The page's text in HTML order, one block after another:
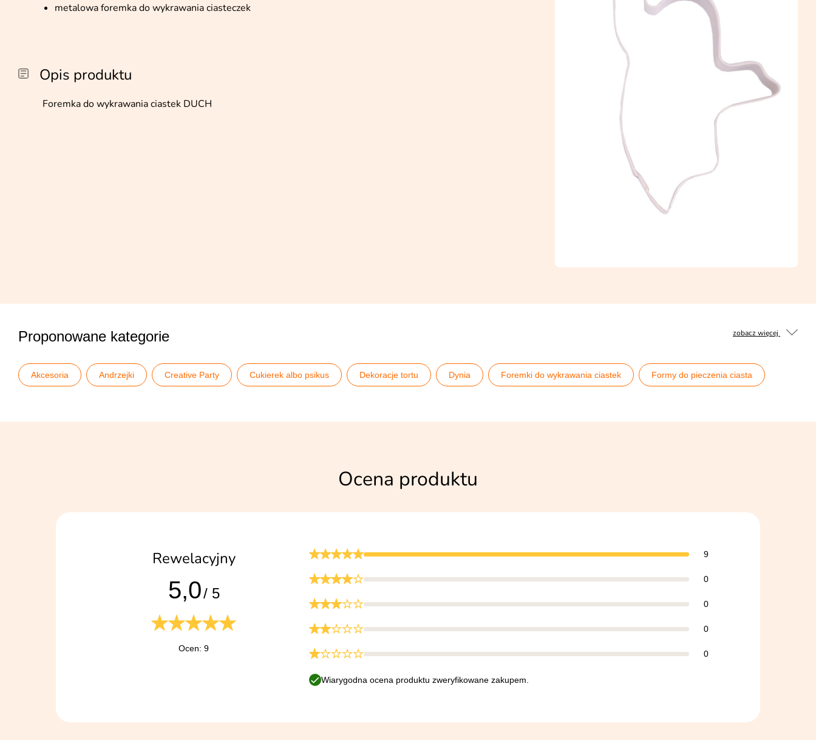
metalowa foremka do wykrawania ciasteczek
Opis produktu
Foremka do wykrawania ciastek DUCH
zobacz więcej
Proponowane kategorie
Akcesoria Andrzejki Creative Party Cukierek albo psikus Dekoracje tortu Dynia Foremki do wykrawania ciastek Formy do pieczenia ciasta
Ocena produktu
Rewelacyjny
5,0/ 5
Ocen: 9
9
0
0
0
0
Wiarygodna ocena produktu zweryfikowane zakupem.